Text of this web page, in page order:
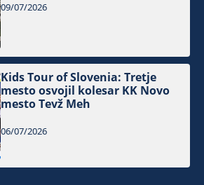
09/07/2026
Kids Tour of Slovenia: Tretje
mesto osvojil kolesar KK Novo
mesto Tevž Meh
06/07/2026